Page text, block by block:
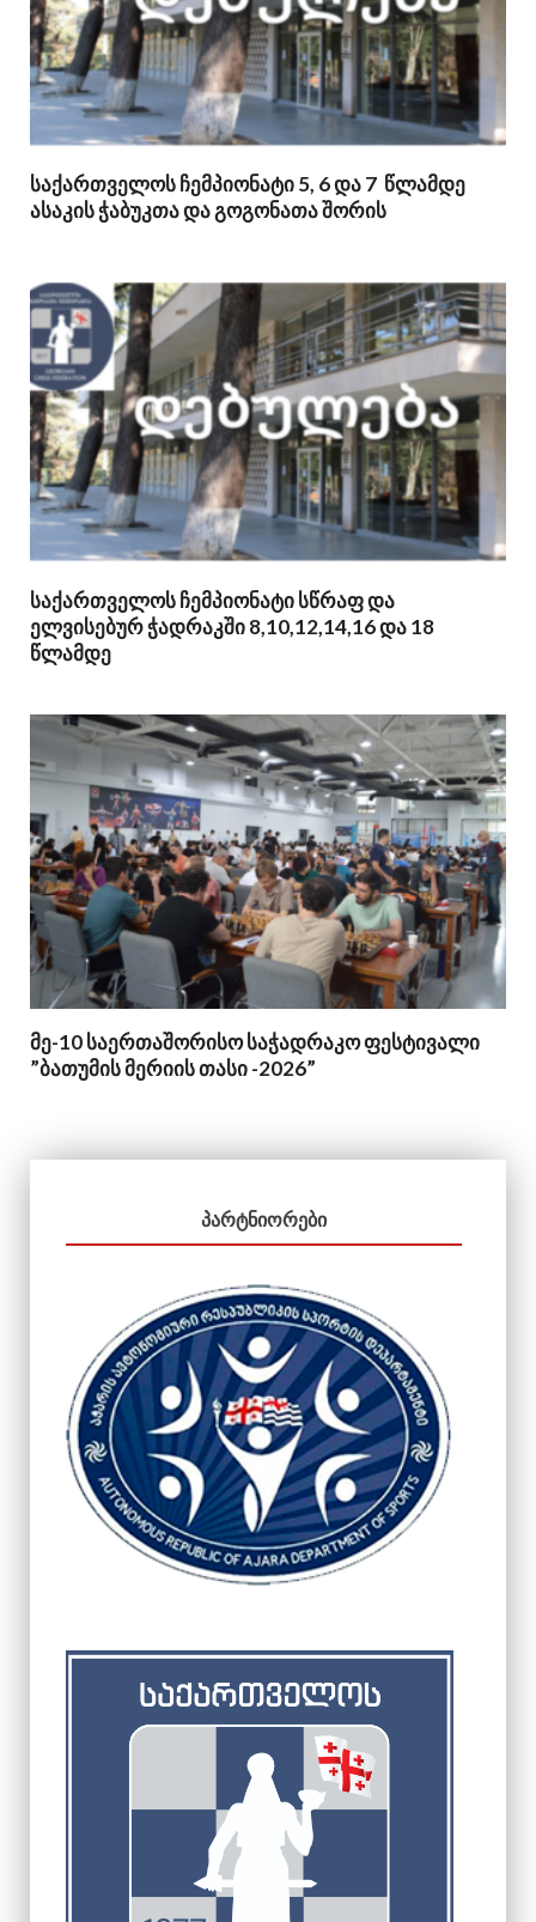
საქართველოს ჩემპიონატი 5, 6 და 7 წლამდე
ასაკის ჭაბუკთა და გოგონათა შორის
საქართველოს ჩემპიონატი სწრაფ და
ელვისებურ ჭადრაკში 8,10,12,14,16 და 18
წლამდე
მე-10 საერთაშორისო საჭადრაკო ფესტივალი
”ბათუმის მერიის თასი -2026”
ᲞᲐᲠᲢᲜᲘᲝᲠᲔᲑᲘ